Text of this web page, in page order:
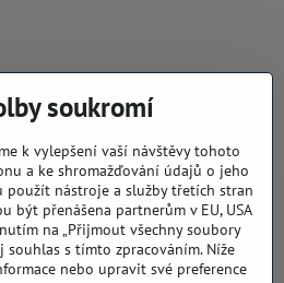
DOMLUVĚ
soukromí
k vylepšení vaší návštěvy tohoto
a ke shromažďování údajů o jeho
použít nástroje a služby třetích stran
být přenášena partnerům v EU, USA
na „Přijmout všechny soubory
souhlas s tímto zpracováním. Níže
nebo upravit své preference